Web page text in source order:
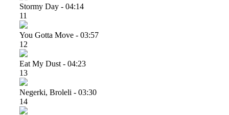
Stormy Day - 04:14
11
You Gotta Move - 03:57
12
Eat My Dust - 04:23
13
Negerki, Broleli - 03:30
14